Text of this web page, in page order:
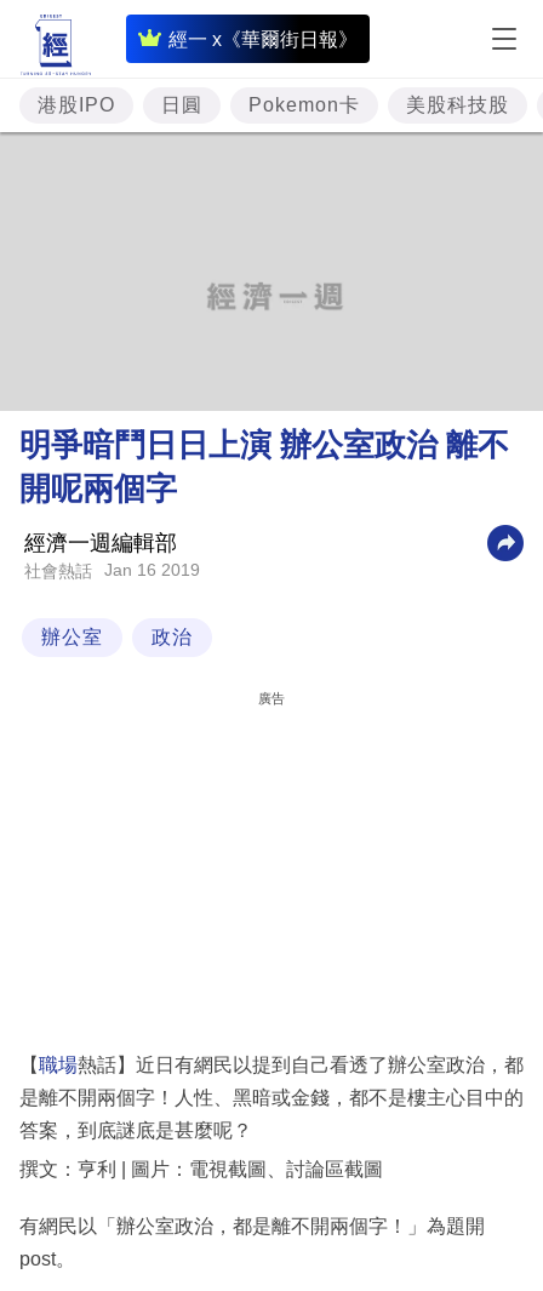
經一 x《華爾街日報》
即
時
財
經
理
財
商
業
科
區
港股IPO 日圓 Pokemon卡 美股科技股
明爭暗鬥日日上演 辦公室政治 離不
開呢兩個字
經濟一週編輯部
社會熱話 Jan 16 2019
辦公室 政治
廣告
【職場熱話】近日有網民以提到自己看透了辦公室政治，都
是離不開兩個字！人性、黑暗或金錢，都不是樓主心目中的
答案，到底謎底是甚麼呢？
撰文：亨利 | 圖片：電視截圖、討論區截圖
有網民以「辦公室政治，都是離不開兩個字！」為題開
post。